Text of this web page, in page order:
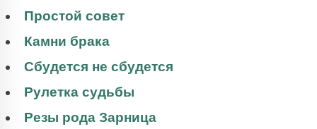
Простой совет
Камни брака
Сбудется не сбудется
Рулетка судьбы
Резы рода Зарница